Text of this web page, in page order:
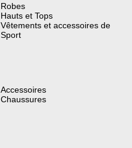
Robes
Hauts et Tops
Vêtements et accessoires de
Sport
Accessoires
Chaussures